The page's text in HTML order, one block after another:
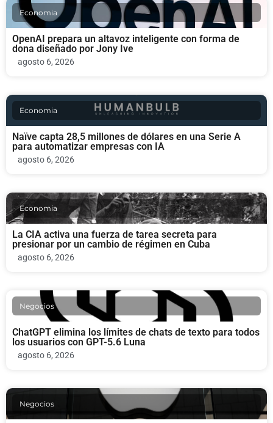
Economia
OpenAI prepara un altavoz inteligente con forma de
dona diseñado por Jony Ive
agosto 6, 2026
Economia
Naïve capta 28,5 millones de dólares en una Serie A
para automatizar empresas con IA
agosto 6, 2026
Economia
La CIA activa una fuerza de tarea secreta para
presionar por un cambio de régimen en Cuba
agosto 6, 2026
Negocios
ChatGPT elimina los límites de chats de texto para todos
los usuarios con GPT-5.6 Luna
agosto 6, 2026
Negocios